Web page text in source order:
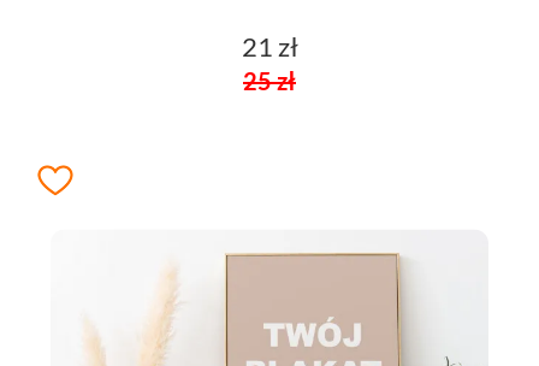
21 zł
25 zł